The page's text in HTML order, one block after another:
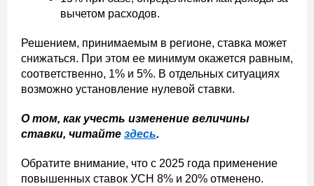
вычетом расходов.
Решением, принимаемым в регионе, ставка может
снижаться. При этом ее минимум окажется равным,
соответственно, 1% и 5%. В отдельных ситуациях
возможно установление нулевой ставки.
О том, как учесть изменение величины
ставки, читайте здесь.
Обратите внимание, что с 2025 года применение
повышенных ставок УСН 8% и 20% отменено.